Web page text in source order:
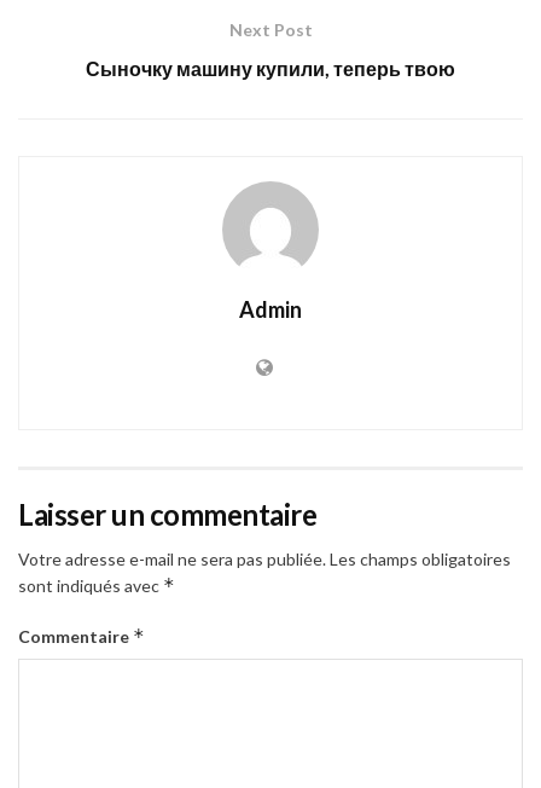
Next Post
Сыночку машину купили, теперь твою
Admin
Laisser un commentaire
Votre adresse e-mail ne sera pas publiée.Les champs obligatoires
sont indiqués avec *
Commentaire *